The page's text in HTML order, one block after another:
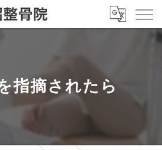
指摘されたら